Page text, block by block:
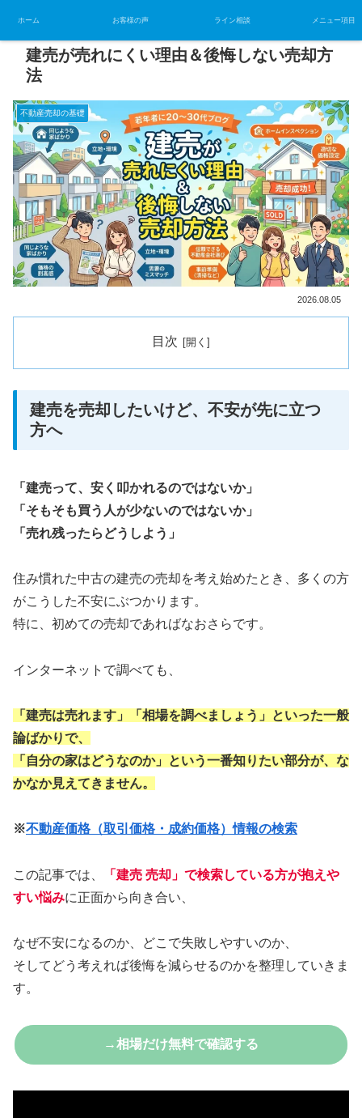
建売が売れにくい理由＆後悔しない売却方
法
不動産売却の基礎
2026.08.05
目次
建売を売却したいけど、不安が先に立つ
方へ
「建売って、安く叩かれるのではないか」
「そもそも買う人が少ないのではないか」
「売れ残ったらどうしよう」
住み慣れた中古の建売の売却を考え始めたとき、多くの方
がこうした不安にぶつかります。
特に、初めての売却であればなおさらです。
インターネットで調べても、
「建売は売れます」「相場を調べましょう」といった一般
論ばかりで、
「自分の家はどうなのか」という一番知りたい部分が、な
かなか見えてきません。
※不動産価格（取引価格・成約価格）情報の検索
この記事では、
「建売 売却」で検索している方が抱えや
すい悩みに正面から向き合い、
なぜ不安になるのか、どこで失敗しやすいのか、
そしてどう考えれば後悔を減らせるのかを整理していきま
す。
→相場だけ無料で確認する
ホーム お客様の声 ライン相談 メニュー項目